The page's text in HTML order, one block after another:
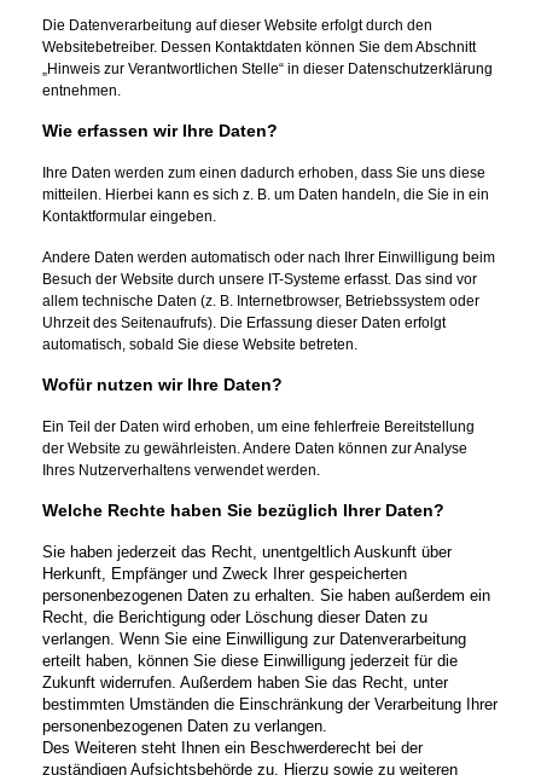
Die Datenverarbeitung auf dieser Website erfolgt durch den
Websitebetreiber. Dessen Kontaktdaten können Sie dem Abschnitt
„Hinweis zur Verantwortlichen Stelle“ in dieser Datenschutzerklärung
entnehmen.
Wie erfassen wir Ihre Daten?
Ihre Daten werden zum einen dadurch erhoben, dass Sie uns diese
mitteilen. Hierbei kann es sich z. B. um Daten handeln, die Sie in ein
Kontaktformular eingeben.
Andere Daten werden automatisch oder nach Ihrer Einwilligung beim
Besuch der Website durch unsere IT-Systeme erfasst. Das sind vor
allem technische Daten (z. B. Internetbrowser, Betriebssystem oder
Uhrzeit des Seitenaufrufs). Die Erfassung dieser Daten erfolgt
automatisch, sobald Sie diese Website betreten.
Wofür nutzen wir Ihre Daten?
Ein Teil der Daten wird erhoben, um eine fehlerfreie Bereitstellung
der Website zu gewährleisten. Andere Daten können zur Analyse
Ihres Nutzerverhaltens verwendet werden.
Welche Rechte haben Sie bezüglich Ihrer Daten?
Sie haben jederzeit das Recht, unentgeltlich Auskunft über
Herkunft, Empfänger und Zweck Ihrer gespeicherten
personenbezogenen Daten zu erhalten. Sie haben außerdem ein
Recht, die Berichtigung oder Löschung dieser Daten zu
verlangen. Wenn Sie eine Einwilligung zur Datenverarbeitung
erteilt haben, können Sie diese Einwilligung jederzeit für die
Zukunft widerrufen. Außerdem haben Sie das Recht, unter
bestimmten Umständen die Einschränkung der Verarbeitung Ihrer
personenbezogenen Daten zu verlangen.
Des Weiteren steht Ihnen ein Beschwerderecht bei der
zuständigen Aufsichtsbehörde zu. Hierzu sowie zu weiteren